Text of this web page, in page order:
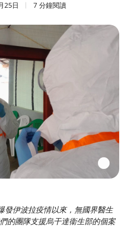
25日 7 分鐘閱讀
發伊波拉疫情以來，無國界醫生
的團隊支援烏干達衞生部的個案